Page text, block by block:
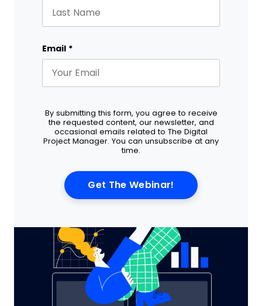
Email *
By submitting this form, you agree to receive
the requested content, our newsletter, and
occasional emails related to The Digital
Project Manager. You can unsubscribe at any
time.